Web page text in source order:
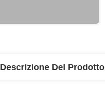
Descrizione Del Prodotto